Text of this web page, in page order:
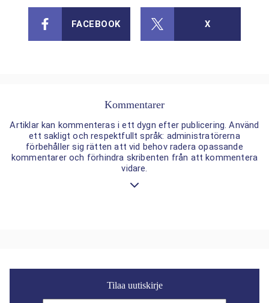
FACEBOOK X
Kommentarer
Artiklar kan kommenteras i ett dygn efter publicering. Använd
ett sakligt och respektfullt språk: administratörerna
förbehåller sig rätten att vid behov radera opassande
kommentarer och förhindra skribenten från att kommentera
vidare.
Tilaa uutiskirje